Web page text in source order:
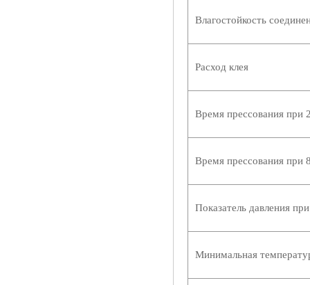
Влагостойкость
Расход клея
Время прессования при
Время прессования при
Показатель давления
Минимальная